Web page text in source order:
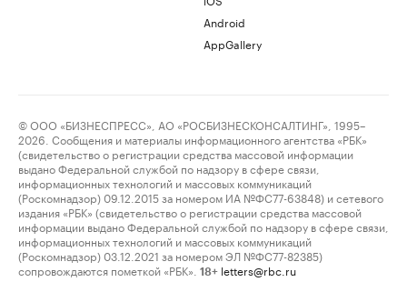
Android
AppGallery
© ООО «БИЗНЕСПРЕСС», АО «РОСБИЗНЕСКОНСАЛТИНГ», 1995–
2026. Сообщения и материалы информационного агентства «РБК»
(свидетельство о регистрации средства массовой информации
выдано Федеральной службой по надзору в сфере связи,
информационных технологий и массовых коммуникаций
(Роскомнадзор) 09.12.2015 за номером ИА №ФС77-63848) и сетевого
издания «РБК» (свидетельство о регистрации средства массовой
информации выдано Федеральной службой по надзору в сфере связи,
информационных технологий и массовых коммуникаций
(Роскомнадзор) 03.12.2021 за номером ЭЛ №ФС77-82385)
сопровождаются пометкой «РБК».
18+ letters@rbc.ru